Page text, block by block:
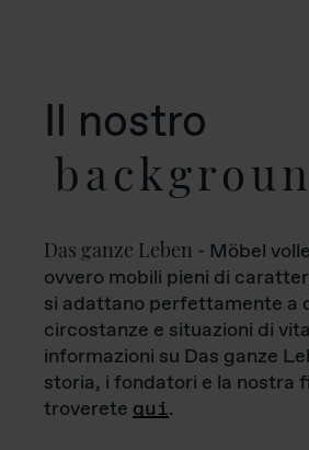
Il nostro
Das ganze Leben - Möbel
ovvero mobili pieni di
si adattano perfettamente a
circostanze e situazioni di
informazioni su Das ganze
storia, i fondatori e la nostra
troverete qui.